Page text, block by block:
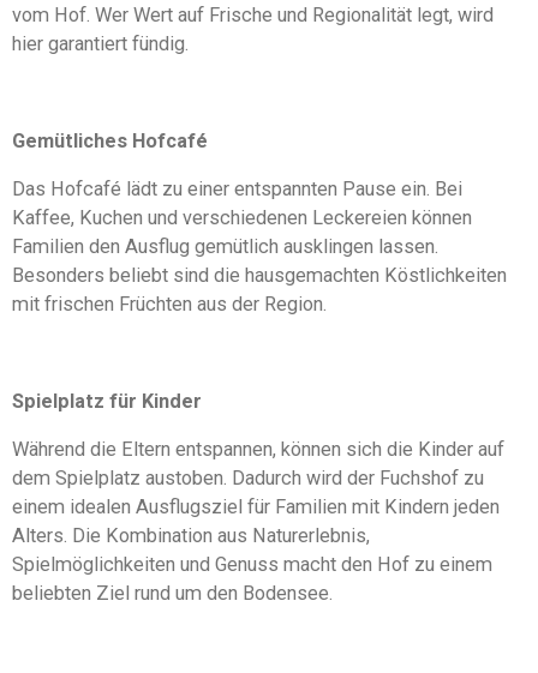
vom Hof. Wer Wert auf Frische und Regionalität legt, wird
hier garantiert fündig.
Gemütliches Hofcafé
Das Hofcafé lädt zu einer entspannten Pause ein. Bei
Kaffee, Kuchen und verschiedenen Leckereien können
Familien den Ausflug gemütlich ausklingen lassen.
Besonders beliebt sind die hausgemachten Köstlichkeiten
mit frischen Früchten aus der Region.
Spielplatz für Kinder
Während die Eltern entspannen, können sich die Kinder auf
dem Spielplatz austoben. Dadurch wird der Fuchshof zu
einem idealen Ausflugsziel für Familien mit Kindern jeden
Alters. Die Kombination aus Naturerlebnis,
Spielmöglichkeiten und Genuss macht den Hof zu einem
beliebten Ziel rund um den Bodensee.